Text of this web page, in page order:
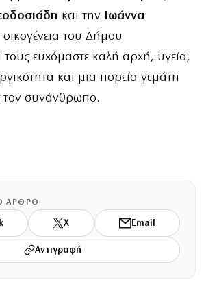
και την Ιωάννα
οικογένεια του Δήμου
τους ευχόμαστε καλή αρχή, υγεία,
και μια πορεία γεμάτη
συνάνθρωπο.
ΑΡΘΡΟ
X Email
Αντιγραφή